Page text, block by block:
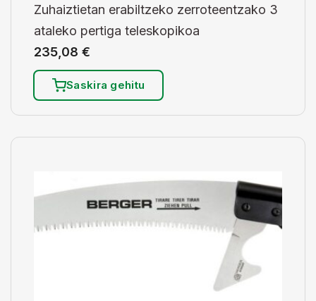
Zuhaiztietan erabiltzeko zerroteentzako 3
ataleko pertiga teleskopikoa
235,08 €
Saskira gehitu